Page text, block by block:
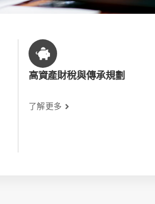
高資產財稅與傳承規劃
了解更多